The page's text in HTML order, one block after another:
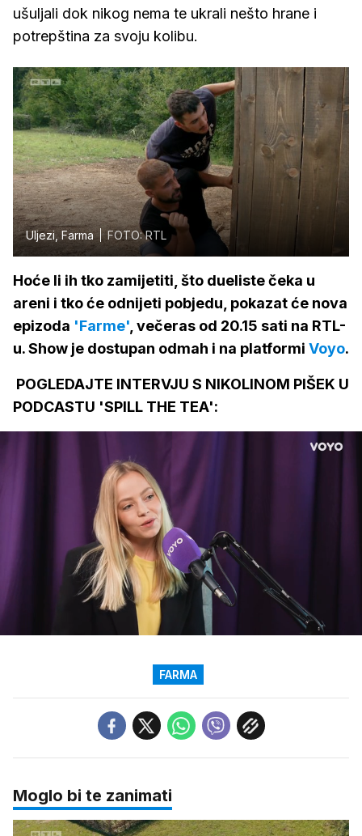
ušuljali dok nikog nema te ukrali nešto hrane i
potrepština za svoju kolibu.
Uljezi, Farma FOTO: RTL
Hoće li ih tko zamijetiti, što dueliste čeka u
areni i tko će odnijeti pobjedu, pokazat će nova
epizoda 'Farme' , večeras od 20.15 sati na RTL-
u. Show je dostupan odmah i na platformi Voyo.
POGLEDAJTE INTERVJU S NIKOLINOM PIŠEK U
PODCASTU 'SPILL THE TEA':
zvuk
FARMA
Moglo bi te zanimati